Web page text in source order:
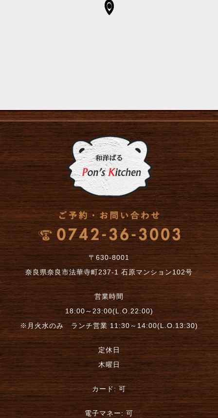
〒630-8001
奈良県奈良市法華寺町237-1 石原マンション102号
営業時間
18:00～23:00(L.O.22:00)
※月火水のみ ランチ営業 11:30～14:00(L.O.13:30)
定休日
木曜日
カード: 可
電子マネー: 可